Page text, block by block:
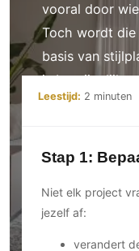
Shutters
Woondecoratie
Inrichting
Meubels
Haarden
Glas
Ramen en deuren
Ramen
Buitendeuren
Deursystemen
Garagedeuren
Zonwering
Zonwering
Buitenshutters
Kunst in de tuin
Tuinmeubelen
Tuinverlichting
Zwembad en
Tuin wellness
Keuken
Kinderkamer
Serre/Veranda
Slaapkamer
Toilet
Wellness
Werkkamer
Wijnkelder
Woonkamer
vooral door
Toch wordt
basis van
is begrijpelijk
Leestijd: 2 minuten
Stap 1:
Niet elk project
jezelf af:
verandert